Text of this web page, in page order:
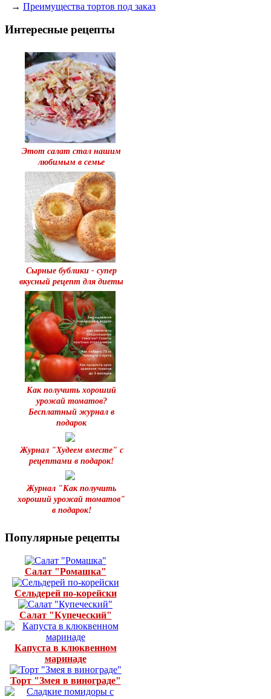
→ Преимущества тортов под заказ
Интересные рецепты
Этот салат стал нашим
любимым в семье
Сырные бублики - супер
вкусный рецепт для диеты
Как получить хороший
урожай томатов?
Бесплатный журнал в
подарок
Журнал "Худеем вместе" с
рецептами в подарок!
Журнал "Как получить
хороший урожай томатов"
в подарок!
Популярные рецепты
Салат "Ромашка"
Сельдерей по-корейски
Салат "Купеческий"
Капуста в клюквенном
маринаде
Торт "Змея в винограде"